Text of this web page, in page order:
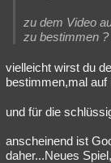
zu dem Video
zu bestimmen ?
vielleicht wirst du
bestimmen,mal
und für die
anscheinend ist
daher...Neues